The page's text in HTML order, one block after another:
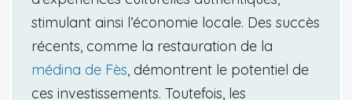
stimulant ainsi l’économie locale. Des succès
récents, comme la restauration de la
médina de Fès, démontrent le potentiel de
ces investissements. Toutefois, les